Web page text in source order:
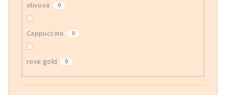
olivová 0
Cappuccino 0
rose gold 0